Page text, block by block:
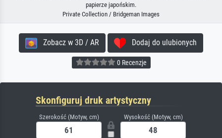
papierze japońskim.
Private Collection / Bridgeman Images
Zobacz w 3D / AR Dodaj do ulubionych
0 Recenzje
Skonfiguruj druk artystyczny
Szerokość (Motyw, cm) Wysokość (Motyw, cm)